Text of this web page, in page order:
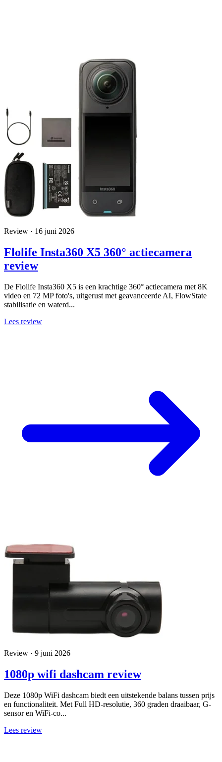
Review · 16 juni 2026
Flolife Insta360 X5 360° actiecamera
review
De Flolife Insta360 X5 is een krachtige 360° actiecamera met 8K
video en 72 MP foto's, uitgerust met geavanceerde AI, FlowState
stabilisatie en waterd...
Lees review
Review · 9 juni 2026
1080p wifi dashcam review
Deze 1080p WiFi dashcam biedt een uitstekende balans tussen prijs
en functionaliteit. Met Full HD-resolutie, 360 graden draaibaar, G-
sensor en WiFi-co...
Lees review